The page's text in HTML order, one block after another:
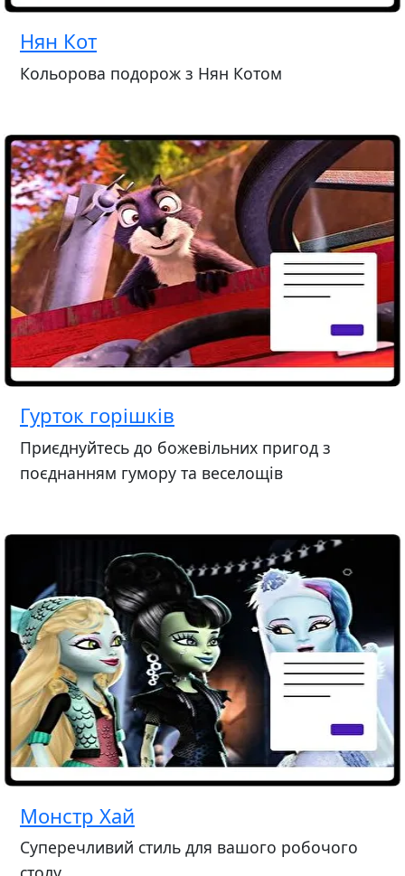
Нян Кот
Кольорова подорож з Нян Котом
Гурток горішків
Приєднуйтесь до божевільних пригод з
поєднанням гумору та веселощів
Монстр Хай
Суперечливий стиль для вашого робочого